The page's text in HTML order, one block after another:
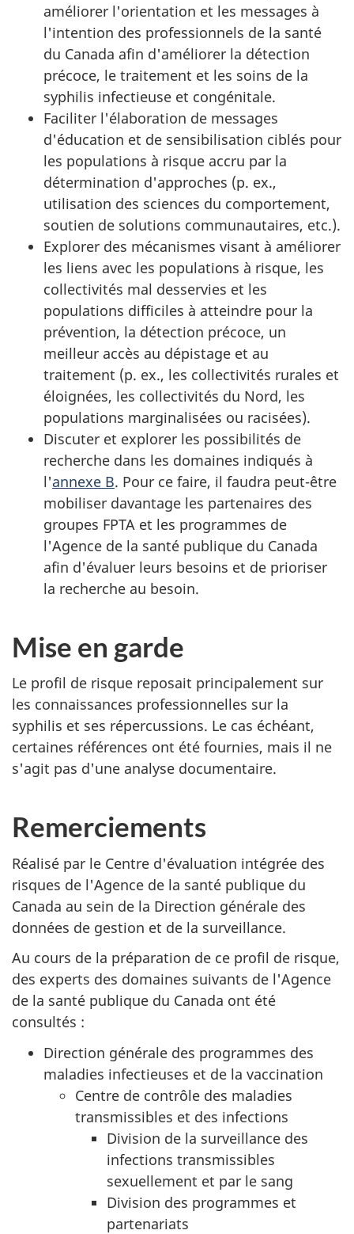
améliorer l'orientation et les messages à
l'intention des professionnels de la santé
du Canada afin d'améliorer la détection
précoce, le traitement et les soins de la
syphilis infectieuse et congénitale.
Faciliter l'élaboration de messages
d'éducation et de sensibilisation ciblés pour
les populations à risque accru par la
détermination d'approches (p. ex.,
utilisation des sciences du comportement,
soutien de solutions communautaires, etc.).
Explorer des mécanismes visant à améliorer
les liens avec les populations à risque, les
collectivités mal desservies et les
populations difficiles à atteindre pour la
prévention, la détection précoce, un
meilleur accès au dépistage et au
traitement (p. ex., les collectivités rurales et
éloignées, les collectivités du Nord, les
populations marginalisées ou racisées).
Discuter et explorer les possibilités de
recherche dans les domaines indiqués à
l'annexe B. Pour ce faire, il faudra peut-être
mobiliser davantage les partenaires des
groupes FPTA et les programmes de
l'Agence de la santé publique du Canada
afin d'évaluer leurs besoins et de prioriser
la recherche au besoin.
Mise en garde
Le profil de risque reposait principalement sur
les connaissances professionnelles sur la
syphilis et ses répercussions. Le cas échéant,
certaines références ont été fournies, mais il ne
s'agit pas d'une analyse documentaire.
Remerciements
Réalisé par le Centre d'évaluation intégrée des
risques de l'Agence de la santé publique du
Canada au sein de la Direction générale des
données de gestion et de la surveillance.
Au cours de la préparation de ce profil de risque,
des experts des domaines suivants de l'Agence
de la santé publique du Canada ont été
consultés :
Direction générale des programmes des
maladies infectieuses et de la vaccination
Centre de contrôle des maladies
transmissibles et des infections
Division de la surveillance des
infections transmissibles
sexuellement et par le sang
Division des programmes et
partenariats